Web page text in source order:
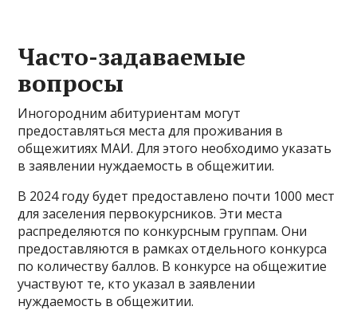
Часто-задаваемые
вопросы
Иногородним абитуриентам могут
предоставляться места для проживания в
общежитиях МАИ. Для этого необходимо указать
в заявлении нуждаемость в общежитии.
В 2024 году будет предоставлено почти 1000 мест
для заселения первокурсников. Эти места
распределяются по конкурсным группам. Они
предоставляются в рамках отдельного конкурса
по количеству баллов. В конкурсе на общежитие
участвуют те, кто указал в заявлении
нуждаемость в общежитии.